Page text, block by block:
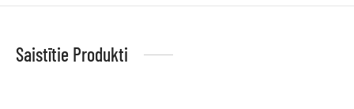
Saistītie Produkti